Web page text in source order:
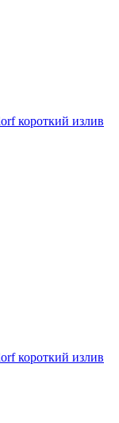
короткий излив
короткий излив